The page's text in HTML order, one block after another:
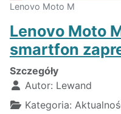
Lenovo Moto M
Lenovo Moto
smartfon
Szczegóły
Autor: Lewand
Kategoria: